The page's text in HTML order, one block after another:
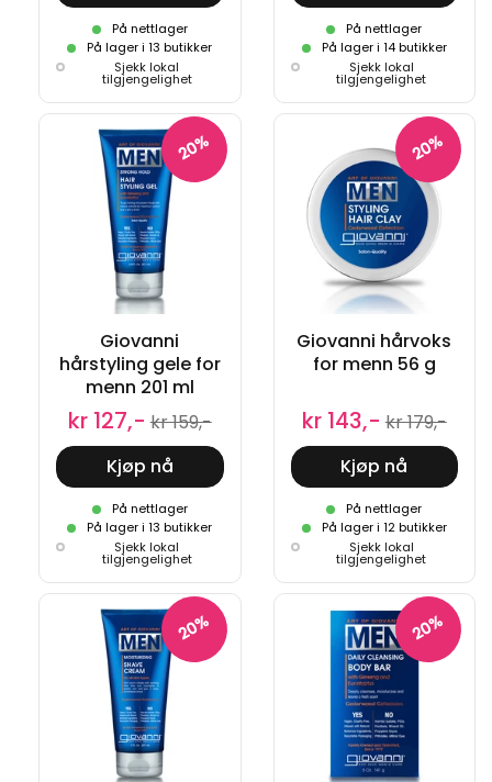
På nettlager
På lager i 13 butikker
Sjekk lokal
tilgjengelighet
På nettlager
På lager i 14 butikker
Sjekk lokal
tilgjengelighet
20%
Giovanni
hårstyling gele for
menn 201 ml
kr 127,- kr 159,-
Kjøp nå
På nettlager
På lager i 13 butikker
Sjekk lokal
tilgjengelighet
20%
Giovanni hårvoks
for menn 56 g
kr 143,- kr 179,-
Kjøp nå
På nettlager
På lager i 12 butikker
Sjekk lokal
tilgjengelighet
20% 20%